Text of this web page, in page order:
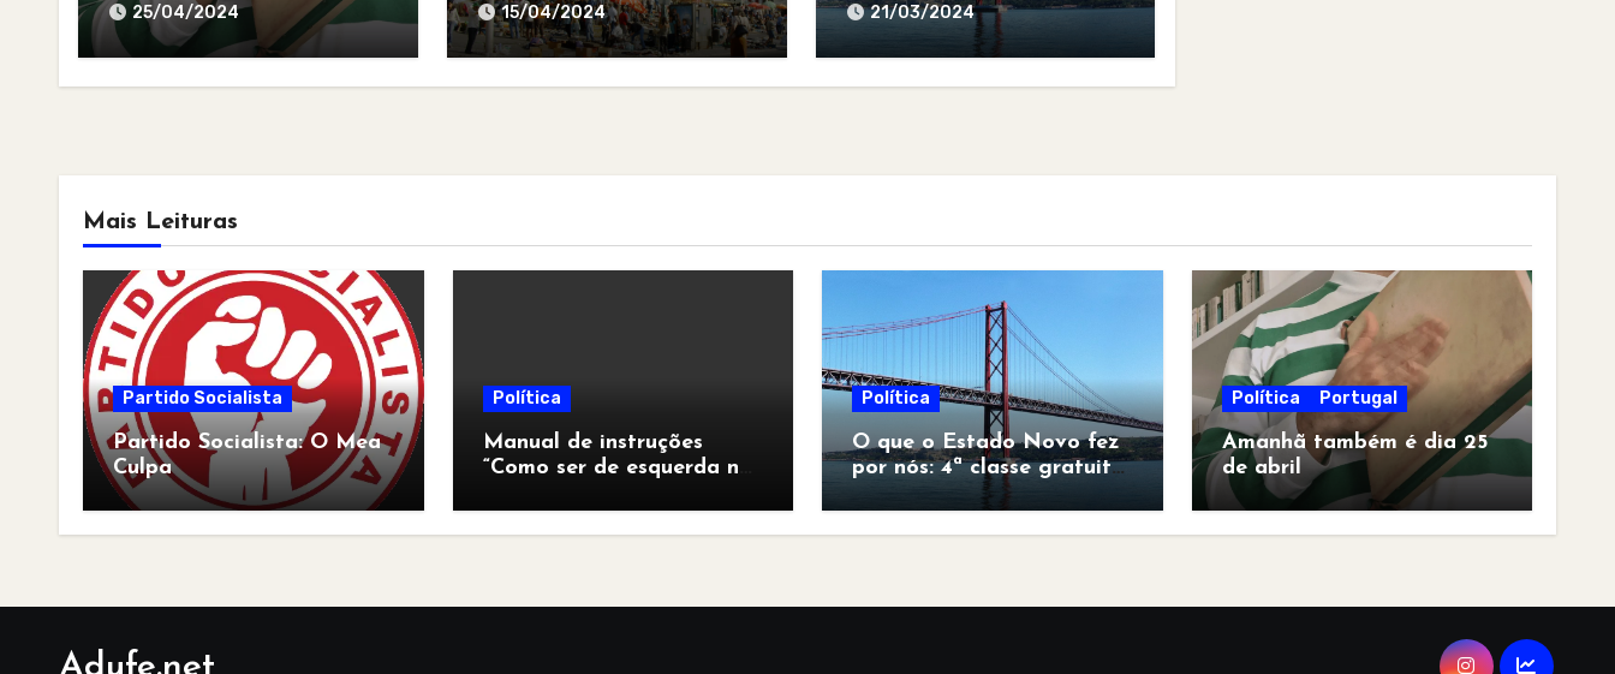
25/04/2024
15/04/2024
21/03/2024
Mais Leituras
Partido Socialista
Partido Socialista: O Mea
Culpa
Política
Manual de instruções
“Como ser de esquerda no
Política
O que o Estado Novo fez
por nós: 4ª classe gratuita
Política Portugal
Amanhã também é dia 25
de abril